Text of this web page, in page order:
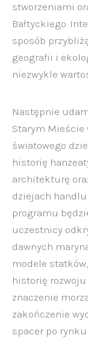
stworzeniami
Bałtyckiego.
sposób
geografii i
niezwykle
Następnie
Starym Mieście
światowego
historię
architekturę
dziejach
programu
uczestnicy
dawnych
modele
historię
znaczenie
zakończenie
spacer po